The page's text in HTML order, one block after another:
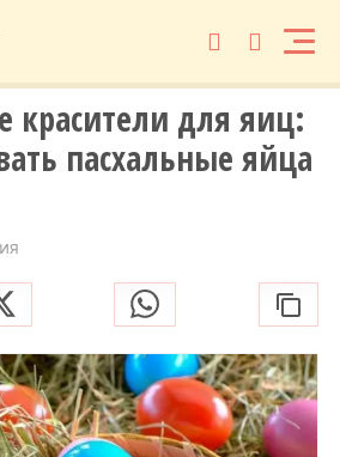
красители для яиц:
пасхальные яйца